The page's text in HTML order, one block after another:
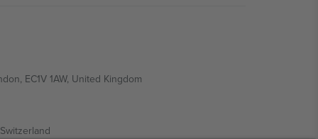
EC1V 1AW, United Kingdom